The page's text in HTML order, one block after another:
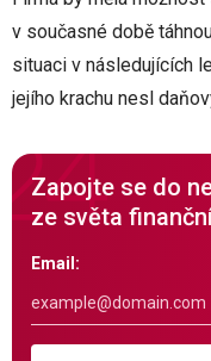
v současné době
situaci v následujících
jejího krachu nesl
Zapojte se do
ze světa
Email: